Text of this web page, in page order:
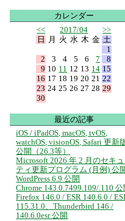
カレンダー
<<
2017/04
>>
日
月 火 水 木 金 土
1
2
3 4 5 6 7
8
9 10 11 12 13 14 15
16 17 18 19 20 21 22
23 24 25 26 27 28 29
30
最近の記事
iOS / iPadOS, macOS, tvOS,
watchOS, visionOS, Safari 更新
公開（26.3等）
Microsoft 2026 年 2 月のセキュ
ティ更新プログラム (月例) 公
WordPress 6.9 公開
Chrome 143.0.7499.109/.110 公
Firefox 146.0 / ESR 140.6.0 /
115.31.0、Thunderbird 146 /
140.6.0esr 公開